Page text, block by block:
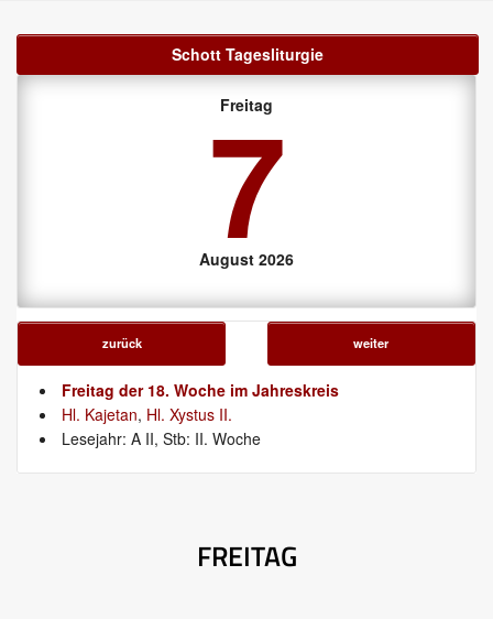
Schott Tagesliturgie
Freitag
7
August 2026
zurück weiter
Freitag der 18. Woche im Jahreskreis
Hl. Kajetan, Hl. Xystus II.
Lesejahr: A II, Stb: II. Woche
FREITAG